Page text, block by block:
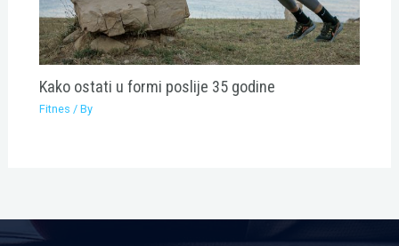
Kako ostati u formi poslije 35 godine
Fitnes / By